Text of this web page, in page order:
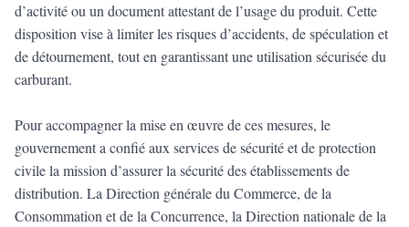
d’activité ou un document attestant de l’usage du produit. Cette
disposition vise à limiter les risques d’accidents, de spéculation et
de détournement, tout en garantissant une utilisation sécurisée du
carburant.
Pour accompagner la mise en œuvre de ces mesures, le
gouvernement a confié aux services de sécurité et de protection
civile la mission d’assurer la sécurité des établissements de
distribution. La Direction générale du Commerce, de la
Consommation et de la Concurrence, la Direction nationale de la